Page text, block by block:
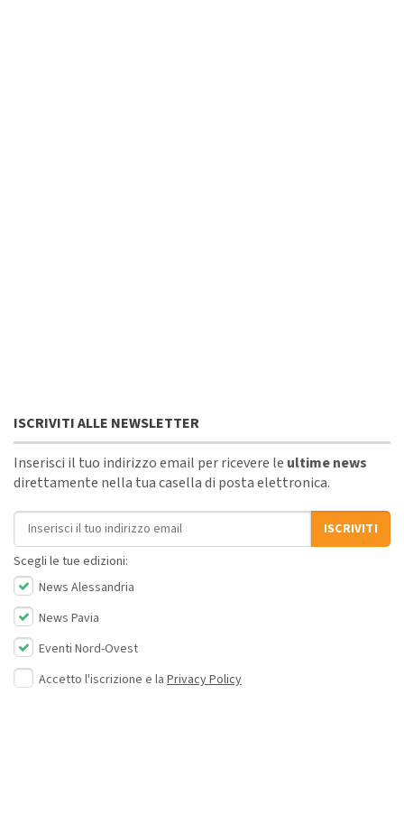
ISCRIVITI ALLE NEWSLETTER
Inserisci il tuo indirizzo email per ricevere le ultime news
direttamente nella tua casella di posta elettronica.
Indirizzo email
ISCRIVITI
Scegli le tue edizioni:
News Alessandria
News Pavia
Eventi Nord-Ovest
Accetto l'iscrizione e la Privacy Policy